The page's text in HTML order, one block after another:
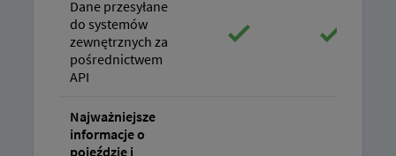
Dane przesyłane
do systemów
zewnętrznych za
pośrednictwem
API
Najważniejsze
informacje o
pojeździe i